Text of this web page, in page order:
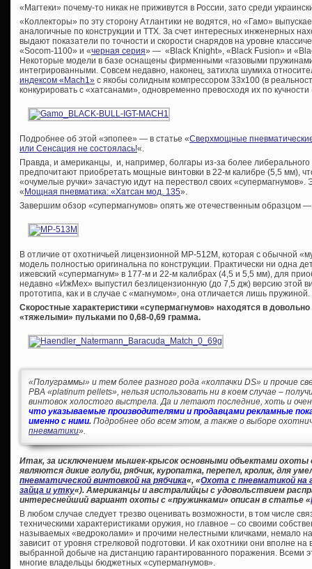
«Магтеки» почему-то никак не приживутся в России, зато среди
«Коллекторы» по эту сторону Атлантики не водятся, но «Гамо»
аналогичные по конструкции и ТТХ. За счет интересных инженерных
выдают показатели по точности и скорости снарядов на уровне
«Socom-1100» и «черная серия» — «Black Knight», «Black Fusion» и
Некоторые модели в базе оснащены фирменными «газовыми
интегрированными. Совсем недавно, наконец, затихла шумиха
индексом «Mach1» с якобы солидным компрессором 33х100 (в
конкурировать с «хатсанами», одновременно превосходя их по кучности
Подробнее об этой «эпопее» — в статье «Сверхмощные
или Сенсация не состоялась!«.
Правда, и американцы, и, например, болгары из-за более либерального
предпочитают приобретать мощные винтовки в 22-м калибре (5,5 мм),
«очумелые ручки» зачастую идут на перествол своих «супермагнумов».
« Мощная пневматика: «Хатсан мод. 135».
Завершим обзор «супермагнумов» опять же отечественным образцом
В отличие от охотничьей лицензионной МР-512М, которая с обычной
модель полностью оригинальна по конструкции. Практически ни одна
ижевский «супермагнум» в 177-м и 22-м калибрах (4,5 и 5,5 мм), для
недавно «ИжМех» выпустил безлицензионную (до 7,5 дж) версию этой
прототипа, как и в случае с «магнумом», она отличается лишь пружиной.
Скоростные характеристики «супермагнумов» находятся в
«тяжелыми» пульками по 0,68-0,69 грамма.
«Полуграммы» и тем более разного рода «колпачки DS» и прочие
PBA «platinum pellets», нельзя использовать ни в коем случае –
винтовок холостого выстрела. Да и летают последние, хоть и
что указываемые производителями и продавцами рекламные
именно с ними. Подробнее обо всем этом, а также о выборе
пневматики».
Итак, за исключением мышек-крысок основными объектами
являются дикие голуби, рябчик, куропатка, перепел, кролик, для
пневматической винтовкой на рябчика«, «Охота с пневматикой на
зайца и утку«). Американцы и австралийцы с удовольствием
интереснейший вариант охоты с «пружинками» описан в статье «
В любом случае следует трезво оценивать возможности, в том числе
техническими характеристиками оружия, но главное – со своими
называемых «ведроколами» и прочими нелестными кличками, немало
зависит от уровня стрелковой подготовки. И как охотники они вполне
выбранной добыче на дистанцию гарантированного поражения. Всеми
многие владельцы бюджетных «супермагнумов».